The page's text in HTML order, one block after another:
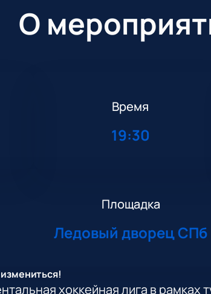
О
Время
19:30
Площадка
Ледовый дворец СПб
хоккейная лига в рамках